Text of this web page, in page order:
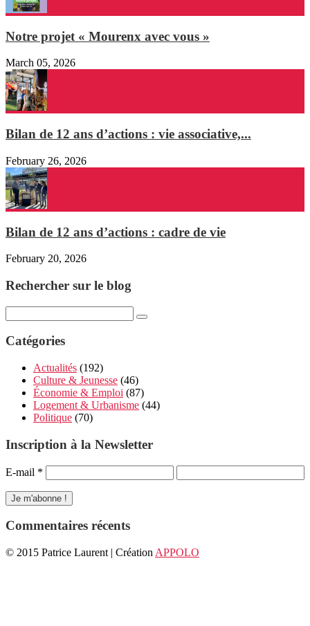
Notre projet « Mourenx avec vous »
March 05, 2026
Bilan de 12 ans d’actions : vie associative,...
February 26, 2026
Bilan de 12 ans d’actions : cadre de vie
February 20, 2026
Rechercher sur le blog
Catégories
Actualités (192)
Culture & Jeunesse (46)
Économie & Emploi (87)
Logement & Urbanisme (44)
Politique (70)
Inscription à la Newsletter
E-mail *
Commentaires récents
© 2015 Patrice Laurent | Création APPOLO